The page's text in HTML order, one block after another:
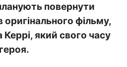
повернути
фільму,
який свого часу